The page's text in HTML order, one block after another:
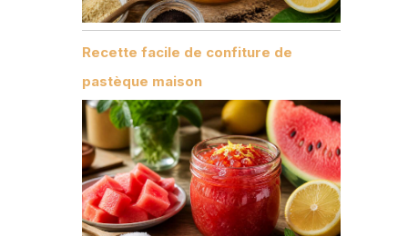
Recette facile de confiture de
pastèque maison